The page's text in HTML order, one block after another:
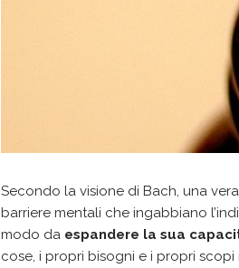
Secondo la visione di Bach, una
barriere mentali che ingabbiano
modo da espandere la sua
cose, i propri bisogni e i propri scopi